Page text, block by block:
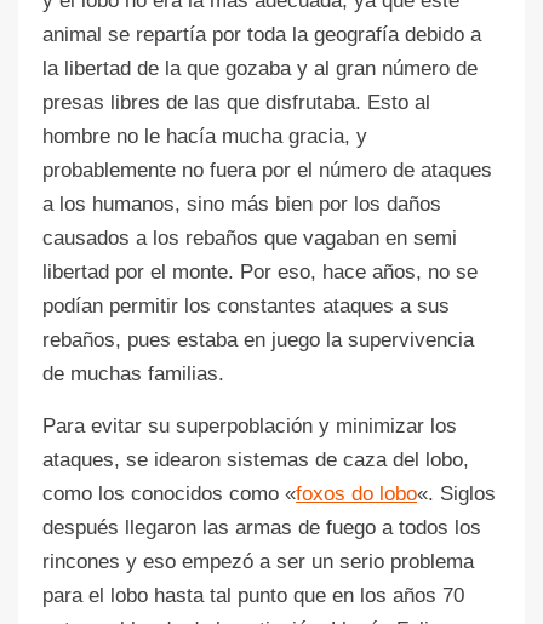
animal se repartía por toda la geografía debido a
la libertad de la que gozaba y al gran número de
presas libres de las que disfrutaba. Esto al
hombre no le hacía mucha gracia, y
probablemente no fuera por el número de ataques
a los humanos, sino más bien por los daños
causados a los rebaños que vagaban en semi
libertad por el monte. Por eso, hace años, no se
podían permitir los constantes ataques a sus
rebaños, pues estaba en juego la supervivencia
de muchas familias.
Para evitar su superpoblación y minimizar los
ataques, se idearon sistemas de caza del lobo,
como los conocidos como «foxos do lobo«. Siglos
después llegaron las armas de fuego a todos los
rincones y eso empezó a ser un serio problema
para el lobo hasta tal punto que en los años 70